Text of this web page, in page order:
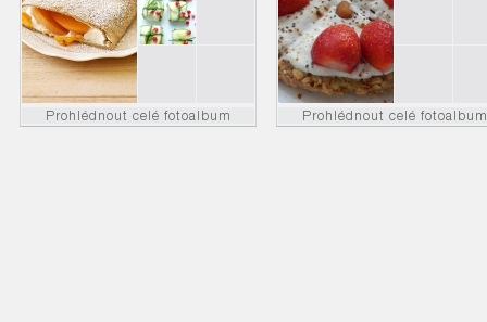
Prohlédnout celé fotoalbum Prohlédnout celé fotoalbum